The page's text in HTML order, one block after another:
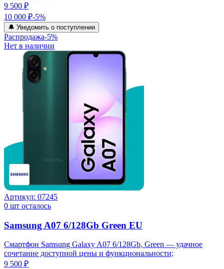
9 500 ₽
10 000 ₽-5%
🔔 Уведомить о поступлении
Распродажа-5%
Нет в наличии
Артикул: 07245
0 шт осталось
Samsung A07 6/128Gb Green EU
Смартфон Samsung Galaxy A07 6/128Gb, Green — удачное
сочетание доступной цены и функциональности;
9 500 ₽